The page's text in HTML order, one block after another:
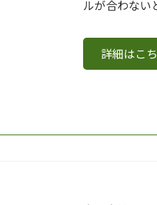
ルが合わない
詳細はこ